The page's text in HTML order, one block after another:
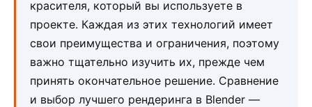
красителя, который вы используете в
проекте. Каждая из этих технологий имеет
свои преимущества и ограничения, поэтому
важно тщательно изучить их, прежде чем
принять окончательное решение. Сравнение
и выбор лучшего рендеринга в Blender —